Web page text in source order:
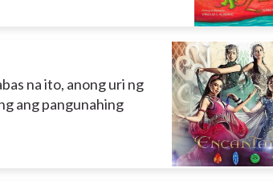
na ito, anong uri ng
ang pangunahing